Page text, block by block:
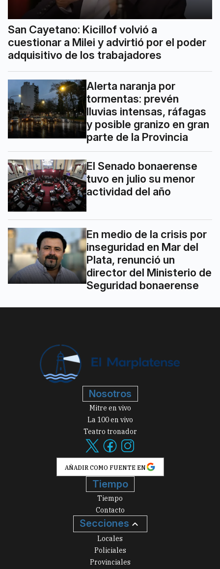
San Cayetano: Kicillof volvió a
cuestionar a Milei y advirtió por el poder
adquisitivo de los trabajadores
Alerta naranja por
tormentas: prevén
lluvias intensas, ráfagas
y posible granizo en gran
parte de la Provincia
El Senado bonaerense
tuvo en julio su menor
actividad del año
En medio de la crisis por
inseguridad en Mar del
Plata, renunció un
director del Ministerio de
Seguridad bonaerense
Nosotros
Mitre en vivo
La 100 en vivo
Teatro tronador
AÑADIR COMO FUENTE EN
Tiempo
Tiempo
Contacto
Secciones
Locales
Policiales
Provinciales